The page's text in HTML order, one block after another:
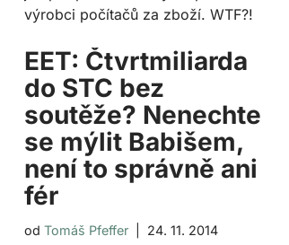
výrobci počítačů za zboží. WTF?!
EET: Čtvrtmiliarda
do STC bez
soutěže? Nenechte
se mýlit Babišem,
není to správně ani
fér
od Tomáš Pfeffer 24. 11. 2014